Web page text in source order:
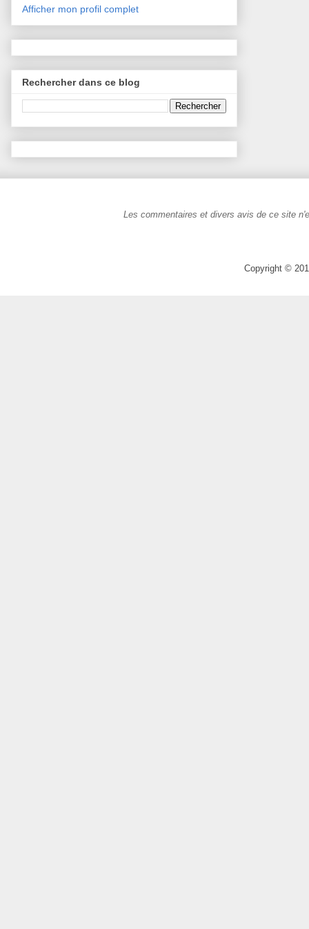
Afficher mon profil complet
Rechercher dans ce blog
Les commentaires et divers avis de ce site
Copyright ©